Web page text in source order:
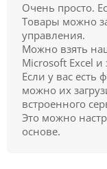
Очень просто.
Товары можно
управления.
Можно взять
Microsoft Excel
Если у вас есть
можно их
встроенного
Это можно
основе.